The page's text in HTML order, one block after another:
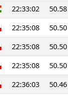
22:33:02
50.58
22:35:08
50.50
22:35:08
50.50
22:35:08
50.50
22:36:03
50.46